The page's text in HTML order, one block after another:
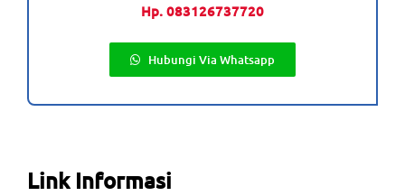
Hp. 083126737720
Hubungi Via Whatsapp
Link Informasi